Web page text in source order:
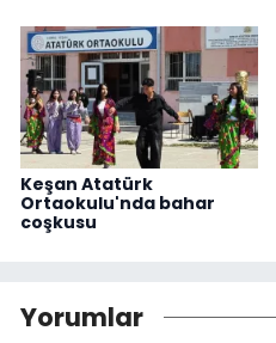
Keşan Atatürk
Ortaokulu'nda bahar
coşkusu
Yorumlar